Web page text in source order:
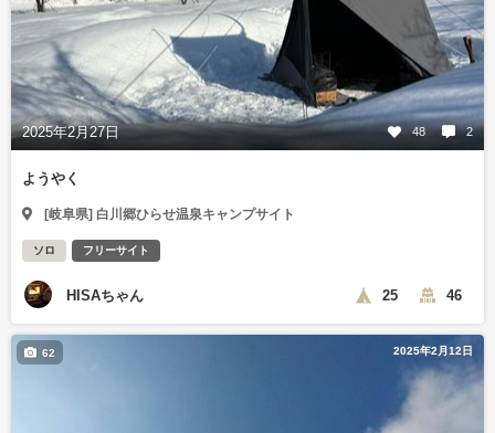
2025年2月27日 48 2
ようやく
[岐阜県] 白川郷ひらせ温泉キャンプサイト
ソロ フリーサイト
HISAちゃん 25 46
2025年2月12日
62